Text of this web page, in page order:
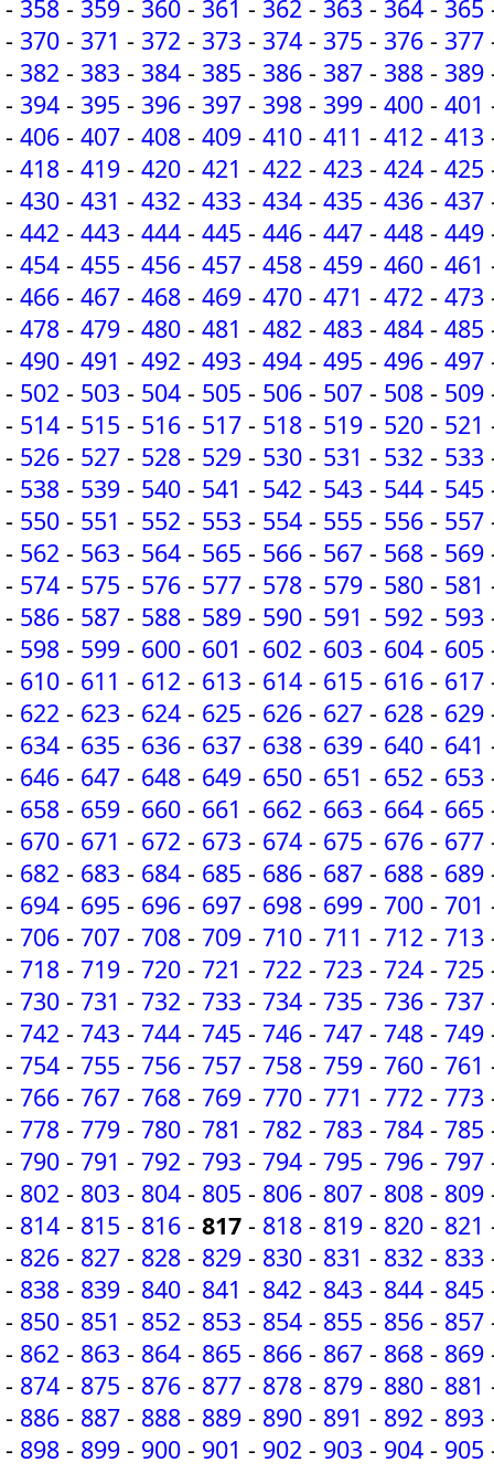
- 358 - 359 - 360 - 361 - 362 - 363 - 364 - 365
- 370 - 371 - 372 - 373 - 374 - 375 - 376 - 377
- 382 - 383 - 384 - 385 - 386 - 387 - 388 - 389
- 394 - 395 - 396 - 397 - 398 - 399 - 400 - 401
- 406 - 407 - 408 - 409 - 410 - 411 - 412 - 413
- 418 - 419 - 420 - 421 - 422 - 423 - 424 - 425
- 430 - 431 - 432 - 433 - 434 - 435 - 436 - 437
- 442 - 443 - 444 - 445 - 446 - 447 - 448 - 449
- 454 - 455 - 456 - 457 - 458 - 459 - 460 - 461
- 466 - 467 - 468 - 469 - 470 - 471 - 472 - 473
- 478 - 479 - 480 - 481 - 482 - 483 - 484 - 485
- 490 - 491 - 492 - 493 - 494 - 495 - 496 - 497
- 502 - 503 - 504 - 505 - 506 - 507 - 508 - 509
- 514 - 515 - 516 - 517 - 518 - 519 - 520 - 521
- 526 - 527 - 528 - 529 - 530 - 531 - 532 - 533
- 538 - 539 - 540 - 541 - 542 - 543 - 544 - 545
- 550 - 551 - 552 - 553 - 554 - 555 - 556 - 557
- 562 - 563 - 564 - 565 - 566 - 567 - 568 - 569
- 574 - 575 - 576 - 577 - 578 - 579 - 580 - 581
- 586 - 587 - 588 - 589 - 590 - 591 - 592 - 593
- 598 - 599 - 600 - 601 - 602 - 603 - 604 - 605
- 610 - 611 - 612 - 613 - 614 - 615 - 616 - 617
- 622 - 623 - 624 - 625 - 626 - 627 - 628 - 629
- 634 - 635 - 636 - 637 - 638 - 639 - 640 - 641
- 646 - 647 - 648 - 649 - 650 - 651 - 652 - 653
- 658 - 659 - 660 - 661 - 662 - 663 - 664 - 665
- 670 - 671 - 672 - 673 - 674 - 675 - 676 - 677
- 682 - 683 - 684 - 685 - 686 - 687 - 688 - 689
- 694 - 695 - 696 - 697 - 698 - 699 - 700 - 701
- 706 - 707 - 708 - 709 - 710 - 711 - 712 - 713
- 718 - 719 - 720 - 721 - 722 - 723 - 724 - 725
- 730 - 731 - 732 - 733 - 734 - 735 - 736 - 737
- 742 - 743 - 744 - 745 - 746 - 747 - 748 - 749
- 754 - 755 - 756 - 757 - 758 - 759 - 760 - 761
- 766 - 767 - 768 - 769 - 770 - 771 - 772 - 773
- 778 - 779 - 780 - 781 - 782 - 783 - 784 - 785
- 790 - 791 - 792 - 793 - 794 - 795 - 796 - 797
- 802 - 803 - 804 - 805 - 806 - 807 - 808 - 809
- 814 - 815 - 816 - 817 - 818 - 819 - 820 - 821
- 826 - 827 - 828 - 829 - 830 - 831 - 832 - 833
- 838 - 839 - 840 - 841 - 842 - 843 - 844 - 845
- 850 - 851 - 852 - 853 - 854 - 855 - 856 - 857
- 862 - 863 - 864 - 865 - 866 - 867 - 868 - 869
- 874 - 875 - 876 - 877 - 878 - 879 - 880 - 881
- 886 - 887 - 888 - 889 - 890 - 891 - 892 - 893
- 898 - 899 - 900 - 901 - 902 - 903 - 904 - 905